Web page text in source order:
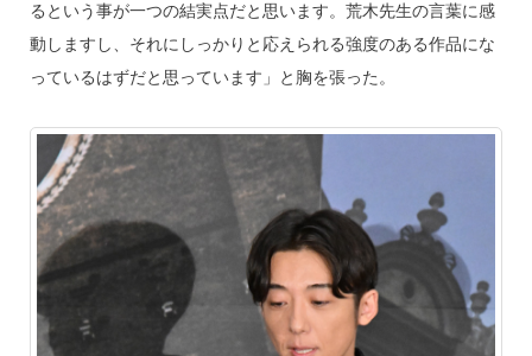
るという事が一つの結実点だと思います。荒木先生の言葉に感
動しますし、それにしっかりと応えられる強度のある作品にな
っているはずだと思っています」と胸を張った。